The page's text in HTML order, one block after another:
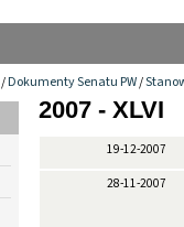
/Dokumenty Senatu PW/
2007 - XLVI
19-12-2007
28-11-2007